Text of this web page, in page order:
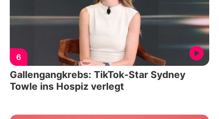
6
Gallengangkrebs: TikTok-Star Sydney
Towle ins Hospiz verlegt